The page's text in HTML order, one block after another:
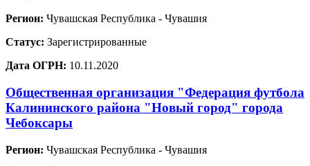
Регион: Чувашская Республика - Чувашия
Статус: Зарегистрированные
Дата ОГРН: 10.11.2020
Общественная организация "Федерация футбола
Калининского района "Новый город" города
Чебоксары
Регион: Чувашская Республика - Чувашия